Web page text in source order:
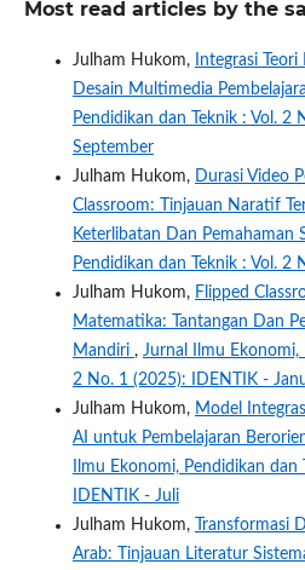
Most read articles by the
Julham Hukom,
Integrasi
Desain Multimedia
Pendidikan dan Teknik : Vol. 2
September
Julham Hukom,
Durasi Video
Classroom: Tinjauan Naratif
Keterlibatan Dan Pemahaman
Pendidikan dan Teknik : Vol.
Julham Hukom, Flipped
Matematika: Tantangan Dan
Mandiri , Jurnal Ilmu Ekonomi,
2 No. 1 (2025): IDENTIK -
Julham Hukom, Model
AI untuk Pembelajaran
Ilmu Ekonomi, Pendidikan
IDENTIK - Juli
Julham Hukom,
Transformasi
Arab: Tinjauan Literatur